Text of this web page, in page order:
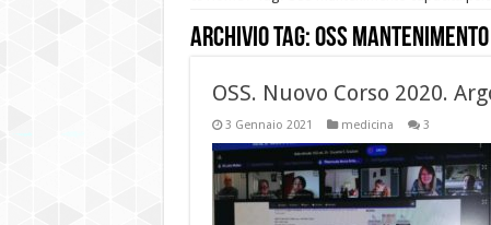
Archivio Tag:OSS
OSS. Nuovo Corso 2020.
3 Gennaio 2021 medicina 3